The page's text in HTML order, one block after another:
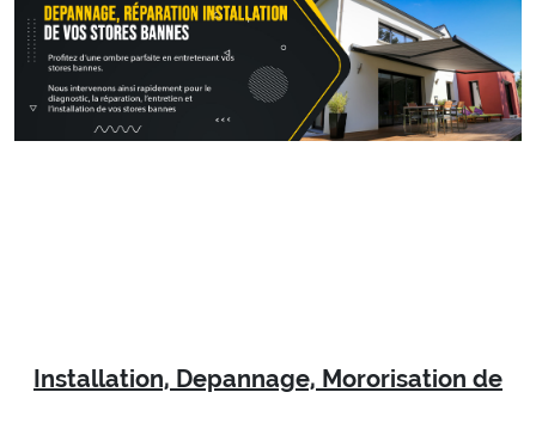
Installation, Depannage, Mororisation de